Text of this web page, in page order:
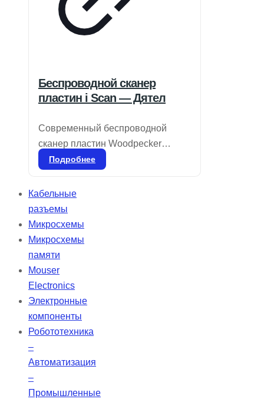
Беспроводной сканер
пластин i Scan — Дятел
Современный беспроводной
сканер пластин Woodpecker
предлагает 7-дюймовый
экран и передовую технологию
лазерного сканирования с
разрешением 25 мкм. Это
обеспечивает исключительную
четкость изображений, что делает
диагностику более надежной.
Ультратонкие пластины толщиной
0,4 мм можно использовать более
1000 раз, их мягкость превосходит
привычные пленки.
Подробнее
Кабельные
разъемы
Микросхемы
Микросхемы
памяти
Mouser
Electronics
Электронные
компоненты
Робототехника
–
Автоматизация
–
Промышленные